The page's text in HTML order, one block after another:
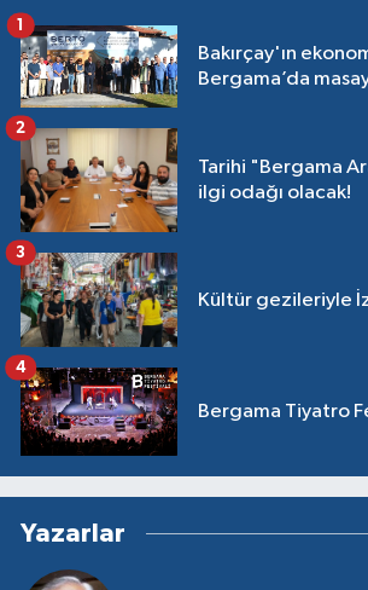
Bakırçay'ın
Bergama’da
1
Tarihi "Bergama
ilgi odağı olacak!
2
Kültür gezileriyle
3
Bergama Tiyatro
4
Yazarlar